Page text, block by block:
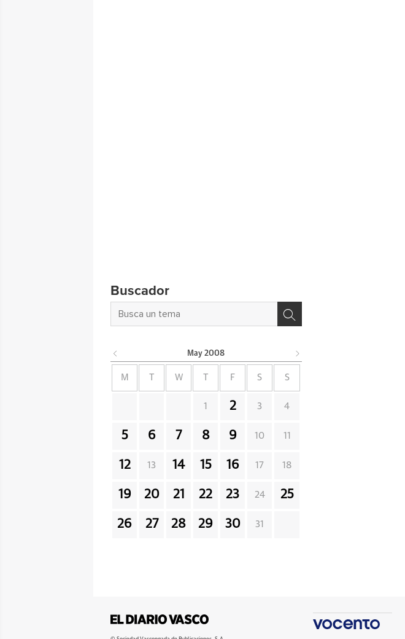
Buscador
May 2008
M W F S S
1 2 3 4
5 6 7 8 9 10 11
12 13 14 15 16 17 18
19 20 21 22 23 24 25
26 27 28 29 30 31